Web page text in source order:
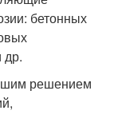
бетонных
др.
решением